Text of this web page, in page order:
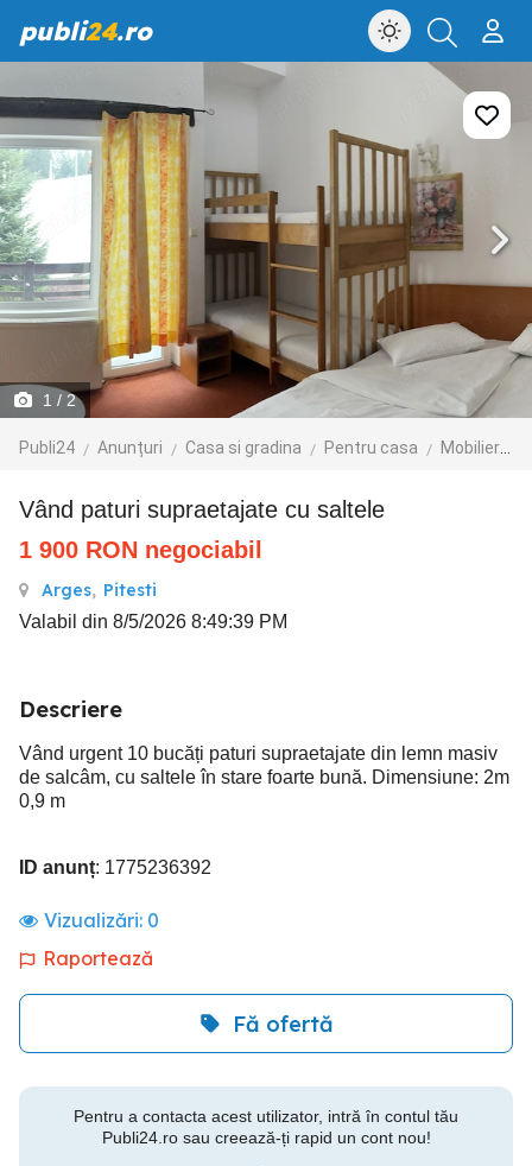
publi24.ro
1 / 2
Publi24 Anunțuri Casa si gradina Pentru casa Mobilier
Vând paturi supraetajate cu saltele
1 900 RON negociabil
Arges, Pitesti
Valabil din 8/5/2026 8:49:39 PM
Descriere
Vând urgent 10 bucăți paturi supraetajate din lemn masiv
de salcâm, cu saltele în stare foarte bună. Dimensiune: 2m
0,9 m
ID anunț: 1775236392
Vizualizări: 0
Raportează
Fă ofertă
Pentru a contacta acest utilizator, intră în contul tău
Publi24.ro sau creează-ți rapid un cont nou!